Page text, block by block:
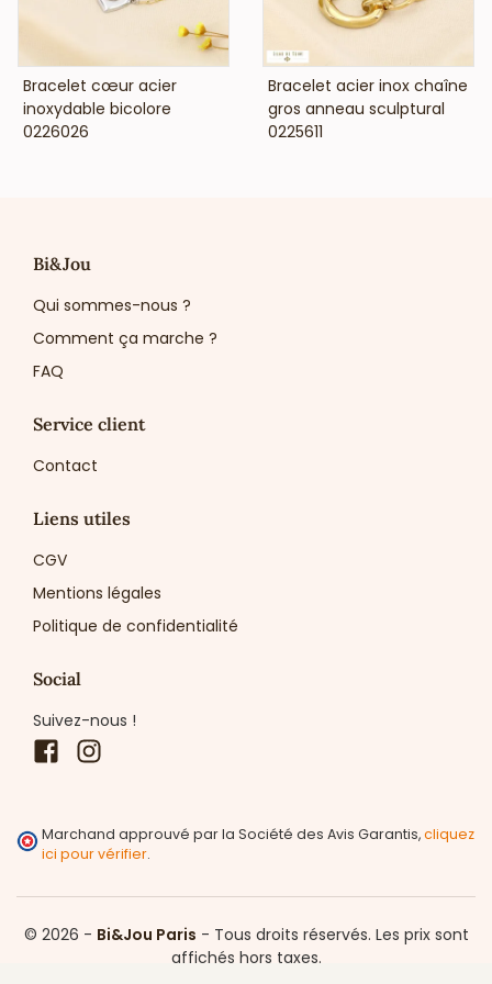
VOIR LE PRIX
Bracelet cœur acier
inoxydable bicolore
0226026
VOIR LE PRIX
Bracelet acier inox chaîne
gros anneau sculptural
0225611
Bi&Jou
Qui sommes-nous ?
Comment ça marche ?
FAQ
Service client
Contact
Liens utiles
CGV
Mentions légales
Politique de confidentialité
Social
Suivez-nous !
Facebook
Marchand approuvé par la Société des Avis Garantis,cliquez
ici pour vérifier.
© 2026 - Bi&Jou Paris - Tous droits réservés. Les prix sont
affichés hors taxes.